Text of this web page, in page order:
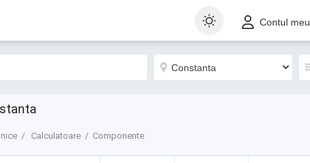
Contul meu
Calculatoare Componente
Sortează